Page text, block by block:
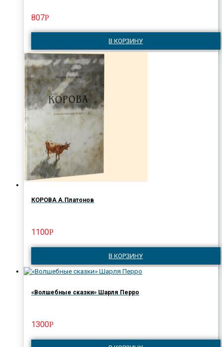
807Р
В КОРЗИНУ
КОРОВА А.Платонов
1100Р
В КОРЗИНУ
«Волшебные сказки» Шарля Перро
1300Р